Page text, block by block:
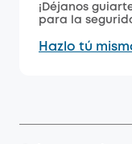
¡Déjanos
para la
Hazlo tú